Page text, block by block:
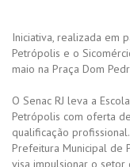
Iniciativa, realizada em
Petrópolis e o
maio na Praça Dom
O Senac RJ leva a
Petrópolis com oferta
qualificação
Prefeitura Municipal de
visa impulsionar o setor